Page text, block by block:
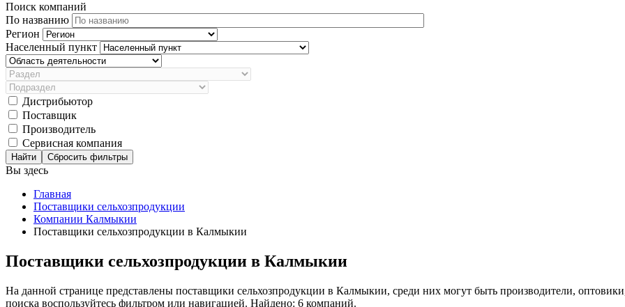
Поиск компаний
По названию
Регион
Населенный пункт
Дистрибьютор
Поставщик
Производитель
Сервисная компания
Сбросить фильтры
Вы здесь
Главная
Поставщики сельхозпродукции
Компании Калмыкии
Поставщики сельхозпродукции в Калмыкии
Поставщики сельхозпродукции в Калмыкии
На данной странице представлены поставщики сельхозпродукции в Калмыкии, среди них могут быть производители,
поиска воспользуйтесь фильтром или навигацией. Найдено: 6 компаний.